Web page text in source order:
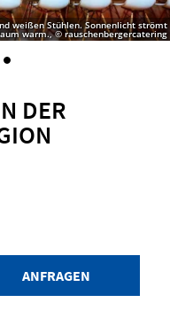
weißen Stühlen. Sonnenlicht strömt
warm., © rauschenbergercatering
DER
ANFRAGEN